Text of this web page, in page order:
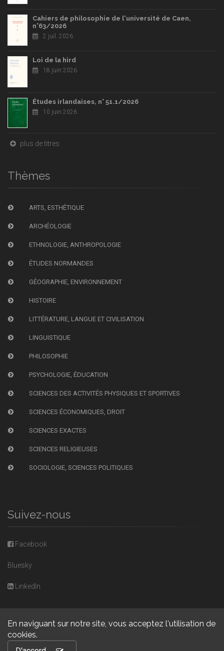
En naviguant sur notre site, vous acceptez l'utilisation de
cookies.
Cahiers de philosophie de l'université de Caen,
n°63/2026
2 juil. 2026
Loi de la hird
18 juin 2026
Études irlandaises, n° 51.1/2026
10 juin 2026
plus de titres
Thèmes
ARTS, ESTHÉTIQUE
ARCHÉOLOGIE
ETHNOLOGIE, ANTHROPOLOGIE
ÉTUDES NORMANDES
GÉOGRAPHIE, ENVIRONNEMENT
HISTOIRE
LITTÉRATURE, LANGUE ET CIVILISATION
LINGUISTIQUE
PHILOSOPHIE
PSYCHOLOGIE, ÉDUCATION
SCIENCES DES ACTIVITÉS PHYSIQUES ET SPORTIVES
SCIENCES ÉCONOMIQUES, DROIT
SCIENCES EXACTES
SCIENCES RELIGIEUSES
SOCIOLOGIE, SCIENCES POLITIQUES
Suivez-nous
Facebook
Bluesky
LinkedIn